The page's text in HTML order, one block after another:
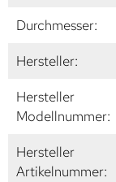
Durchmesser:
Hersteller:
Hersteller
Modellnummer:
Hersteller
Artikelnummer: